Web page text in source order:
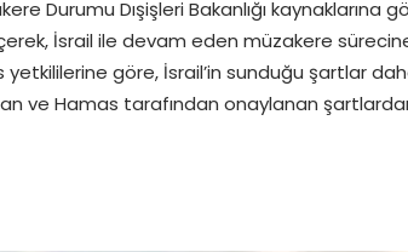
Durumu Dışişleri Bakanlığı
İsrail ile devam eden müzakere
göre, İsrail’in sunduğu şartlar
ve Hamas tarafından onaylanan